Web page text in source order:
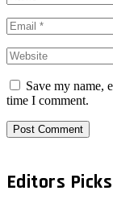
Save my name,
time I comment.
Editors Picks